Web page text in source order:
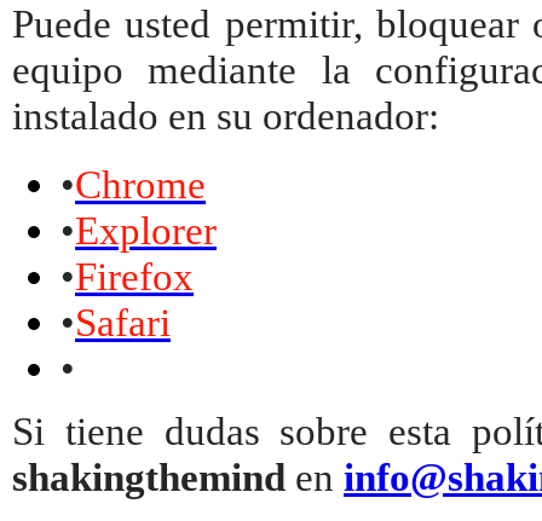
Puede usted permitir,
equipo mediante la
instalado en su ordenador:
•Chrome
•Explorer
•Firefox
•Safari
•
Si tiene dudas sobre esta
shakingthemind en